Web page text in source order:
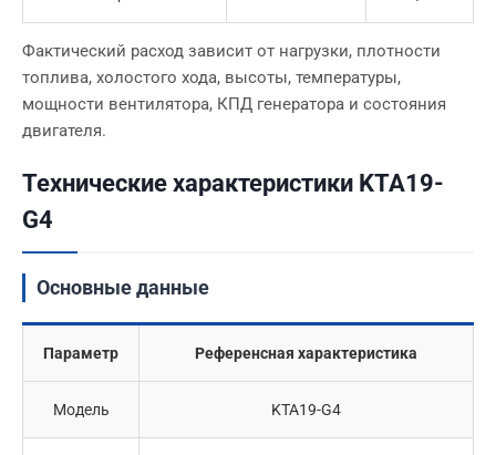
Фактический расход зависит от нагрузки, плотности
топлива, холостого хода, высоты, температуры,
мощности вентилятора, КПД генератора и состояния
двигателя.
Технические характеристики KTA19-
G4
Основные данные
Параметр Референсная характеристика
Модель KTA19-G4